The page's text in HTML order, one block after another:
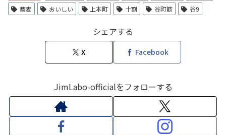
蕎麦
おいしい 上本町 十割 谷町筋 谷9
シェアする
X Facebook
JimLabo-officialをフォローする